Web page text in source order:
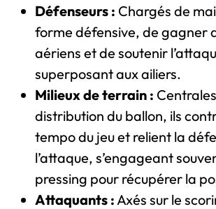
Défenseurs : Chargés de
forme défensive, de gagner
aériens et de soutenir
superposant aux ailiers.
Milieux de terrain :
distribution du ballon, ils
tempo du jeu et relient la
l’attaque, s’engageant
pressing pour récupérer la
Attaquants : Axés sur le